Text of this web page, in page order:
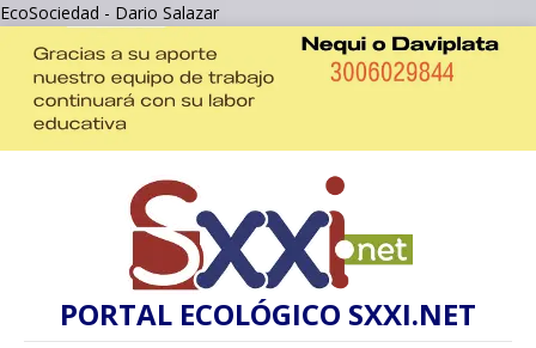
EcoSociedad - Dario Salazar
PORTAL ECOLÓGICO SXXI.NET